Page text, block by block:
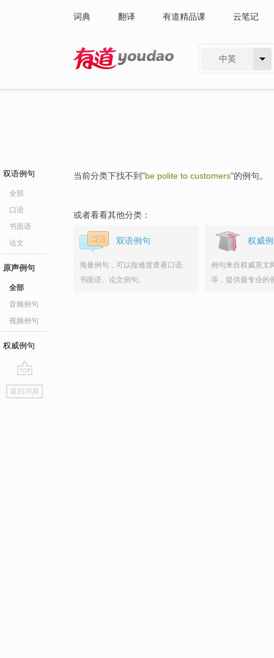
词典 翻译 有道精品课 云笔记
中英
双语例句
全部
口语
书面语
论文
原声例句
全部
音频例句
视频例句
权威例句
go
top
返回词典
当前分类下找不到"be polite to customers"的例句。
或者看看其他分类：
双语例句
海量例句，可以按难度查看口语、
书面语、论文例句。
权威
例句来自权威英文
等，提供最专业的